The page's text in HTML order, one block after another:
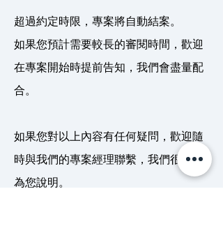
超過約定時限，專案將自動結案。
如果您預計需要較長的審閱時間，歡迎
在專案開始時提前告知，我們會盡量配
合。
​如果您對以上內容有任何疑問，歡迎隨
時與我們的專案經理聯繫，我們很樂意
為您說明。​​